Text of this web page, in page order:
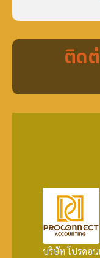
ติด
บริษัท โปรคอน